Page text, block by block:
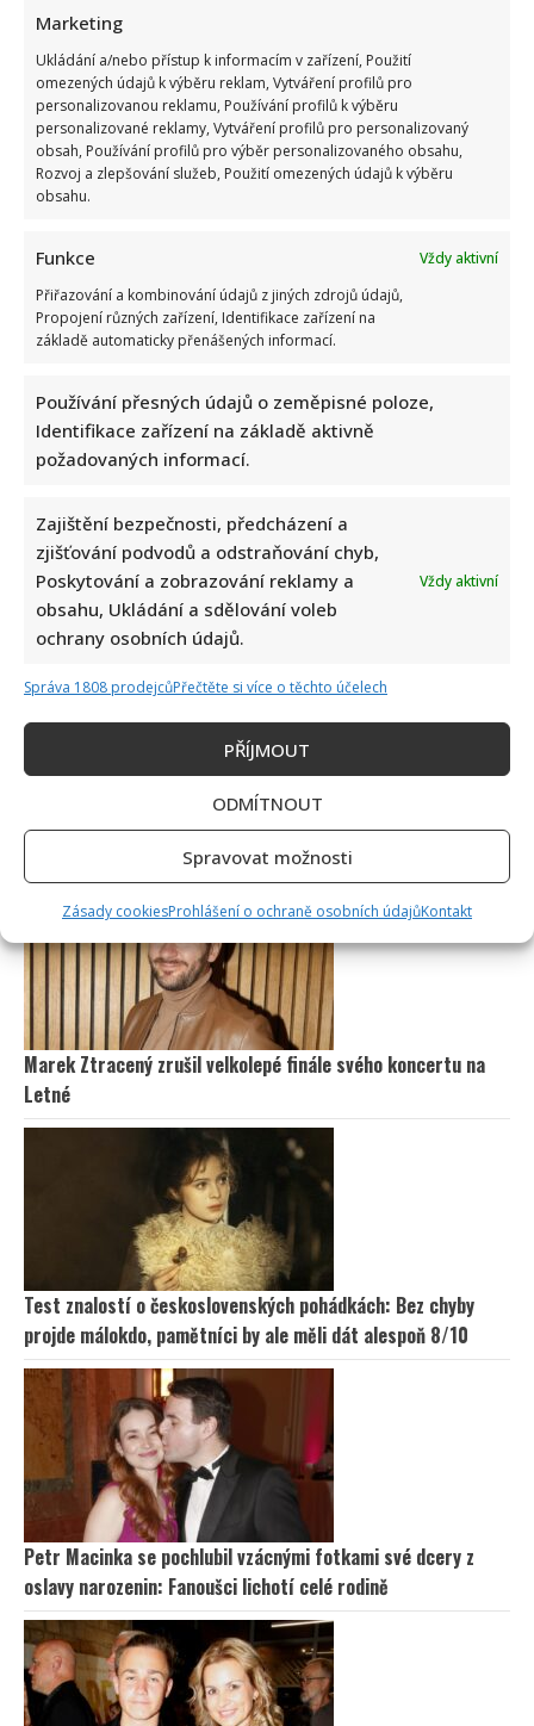
Marketing
Ukládání a/nebo přístup k informacím v zařízení, Použití
omezených údajů k výběru reklam, Vytváření profilů pro
personalizovanou reklamu, Používání profilů k výběru
personalizované reklamy, Vytváření profilů pro personalizovaný
obsah, Používání profilů pro výběr personalizovaného obsahu,
Rozvoj a zlepšování služeb, Použití omezených údajů k výběru
obsahu.
Funkce
Vždy aktivní
Přiřazování a kombinování údajů z jiných zdrojů údajů,
Propojení různých zařízení, Identifikace zařízení na
základě automaticky přenášených informací.
Používání přesných údajů o zeměpisné poloze,
Identifikace zařízení na základě aktivně
požadovaných informací.
Zajištění bezpečnosti, předcházení a
zjišťování podvodů a odstraňování chyb,
Poskytování a zobrazování reklamy a
obsahu, Ukládání a sdělování voleb
ochrany osobních údajů.
Vždy aktivní
Správa 1808 prodejcůPřečtěte si více o těchto účelech
PŘÍJMOUT
ODMÍTNOUT
Spravovat možnosti
Zásady cookiesProhlášení o ochraně osobních údajůKontakt
nedovoluje
veřejně
hrát.
Vyjádřil
se
i
k
výročí
smrti
bratra
Marek Ztracený zrušil velkolepé finále svého koncertu na
Letné
Test znalostí o československých pohádkách: Bez chyby
projde málokdo, pamětníci by ale měli dát alespoň 8/10
Petr Macinka se pochlubil vzácnými fotkami své dcery z
oslavy narozenin: Fanoušci lichotí celé rodině